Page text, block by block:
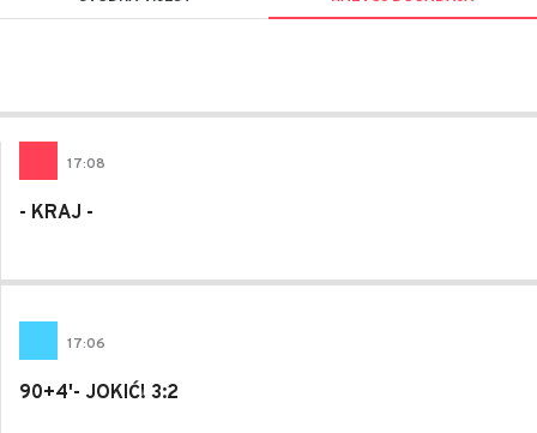
17:08
- KRAJ -
17:06
90+4'- JOKIĆ! 3:2